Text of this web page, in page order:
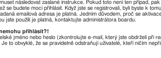
následovat zaslané instrukce. Pokud toto není ten případ,
se budete moci přihlásit. Když jste se registrovali, byli byste k
emailová adresa je platná. Jedním důvodem, proč se
jste použili je platná, kontaktujte administrátora boardu.
přihlásit?!
jméno nebo heslo (zkontrolujte e-mail, který jste obdrželi při
to obvyklé, že se pravidelně odstraňují uživatelé, kteří ničím